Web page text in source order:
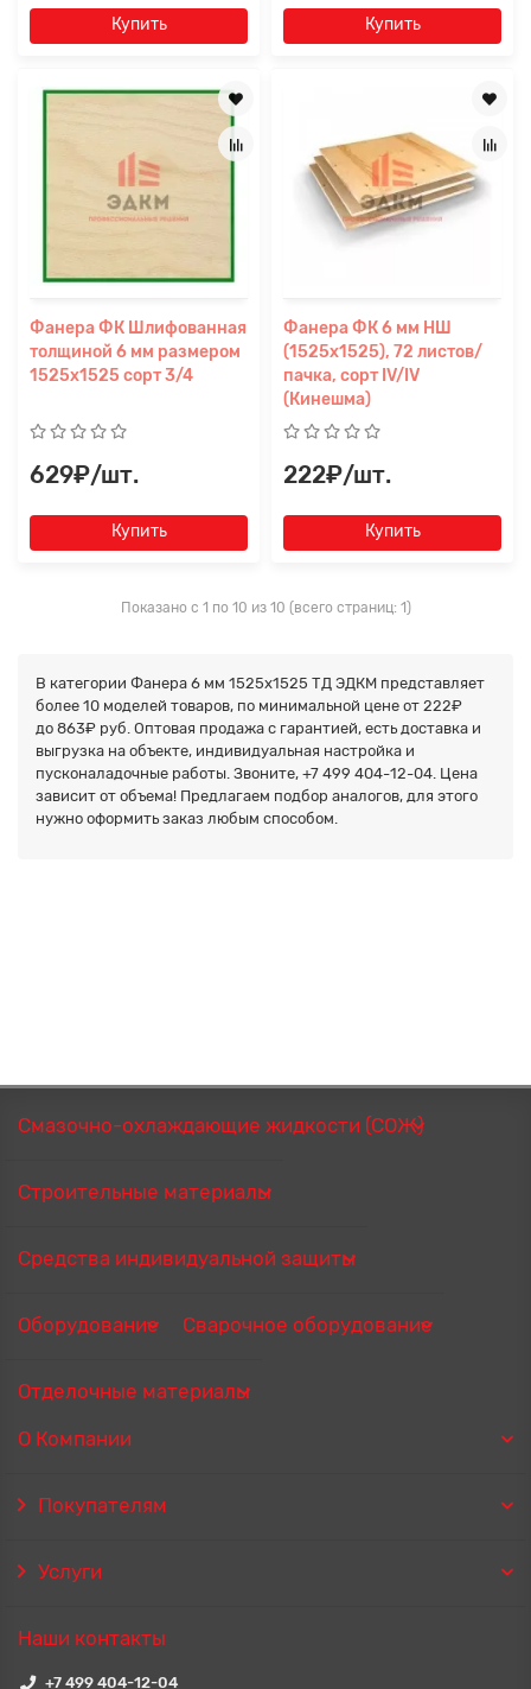
Купить Купить
Фанера ФК Шлифованная
толщиной 6 мм размером
1525х1525 сорт 3/4
629₽/шт.
Купить
Фанера ФК 6 мм НШ
(1525х1525), 72 листов/
пачка, сорт IV/IV
(Кинешма)
222₽/шт.
Купить
Показано с 1 по 10 из 10 (всего страниц: 1)
В категории Фанера 6 мм 1525х1525 ТД ЭДКМ представляет
более 10 моделей товаров, по минимальной цене от 222₽
до 863₽ руб. Оптовая продажа с гарантией, есть доставка и
выгрузка на объекте, индивидуальная настройка и
пусконаладочные работы. Звоните, +7 499 404-12-04. Цена
зависит от объема! Предлагаем подбор аналогов, для этого
нужно оформить заказ любым способом.
Смазочно-охлаждающие жидкости (СОЖ)
Строительные материалы
Средства индивидуальной защиты
Оборудование Сварочное оборудование
Отделочные материалы
О Компании
Покупателям
Услуги
Наши контакты
+7 499 404-12-04